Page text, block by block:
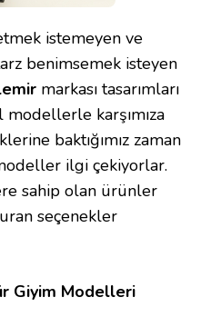
istemeyen ve
benimsemek isteyen
markası tasarımları
karşımıza
baktığımız zaman
ilgi çekiyorlar.
sahip olan ürünler
seçenekler
Giyim Modelleri